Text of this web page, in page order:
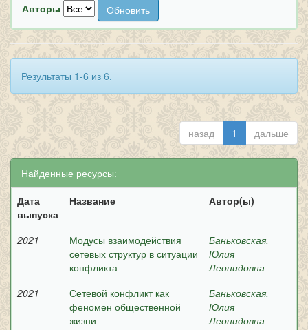
Авторы
Результаты 1-6 из 6.
назад 1 дальше
Найденные ресурсы:
Дата
выпуска
Название Автор(ы)
2021
Модусы взаимодействия
сетевых структур в ситуации
конфликта
Баньковская,
Юлия
Леонидовна
2021
Сетевой конфликт как
феномен общественной
жизни
Баньковская,
Юлия
Леонидовна